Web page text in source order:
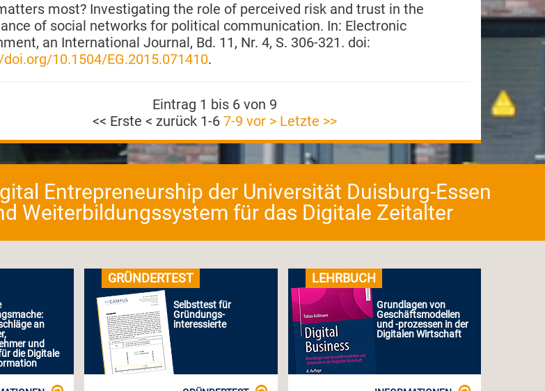
most? Investigating the role of perceived risk and trust in the
of social networks for political communication. In: Electronic
an International Journal, Bd. 11, Nr. 4, S. 306-321. doi:
10.1504/EG.2015.071410.
Eintrag 1 bis 6 von 9
<< Erste < zurück 1-6 7-9 vor > Letzte >>
Entrepreneurship der Universität Duisburg-Essen
Weiterbildungssystem für das Digitale Zeitalter
an
und
die Digitale
GRÜNDERTEST
Selbsttest für
Gründungs-
interessierte
LEHRBUCH
Grundlagen von
Geschäftsmodellen
und -prozessen in der
Digitalen Wirtschaft